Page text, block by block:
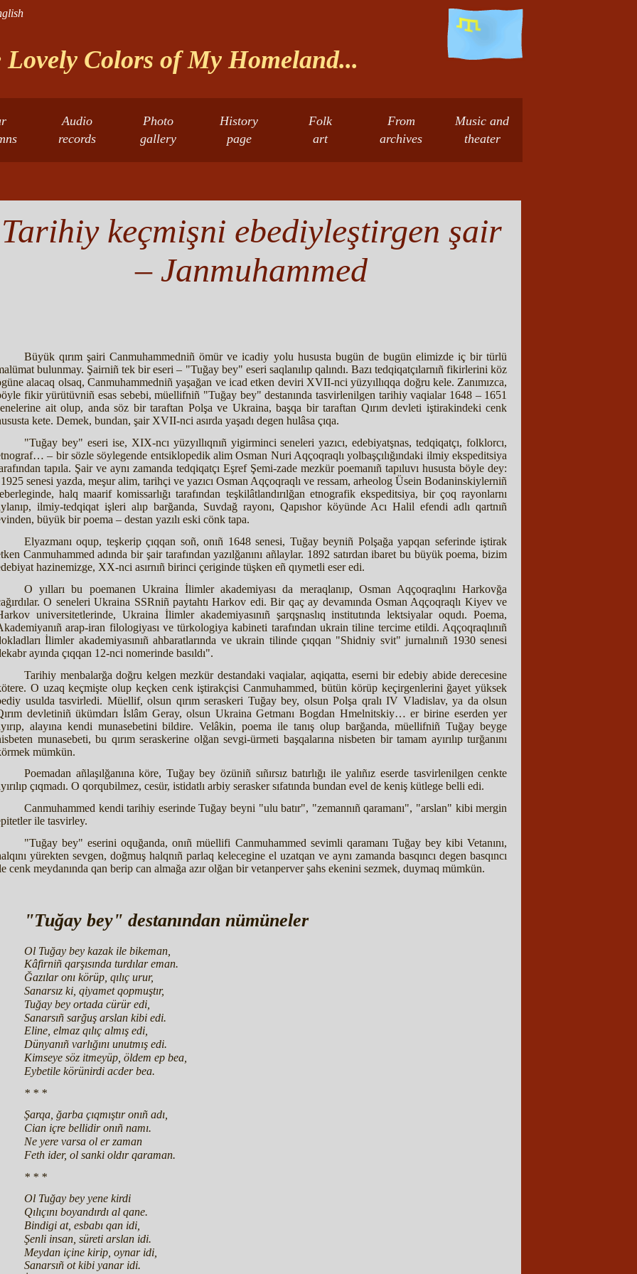
Lovely Colors of My Homeland...
Audio
records
Photo
gallery
History
page
Folk
art
From
archives
Music and
theater
Tarihiy keçmişni ebediyleştirgen şair
– Janmuhammed
Büyük qırım şairi Canmuhammedniñ ömür ve icadiy yolu hususta bugün de bugün elimizde iç bir türlü
bulunmay. Şairniñ tek bir eseri – "Tuğay bey" eseri saqlanılıp qalındı. Bazı tedqiqatçılarnıñ fikirlerini köz
alacaq olsaq, Canmuhammedniñ yaşağan ve icad etken deviri XVII-nci yüzyıllıqqa doğru kele. Zanımızca,
fikir yürütüvniñ esas sebebi, müellifniñ "Tuğay bey" destanında tasvirlenilgen tarihiy vaqialar 1648 – 1651
ait olup, anda söz bir taraftan Polşa ve Ukraina, başqa bir taraftan Qırım devleti iştirakindeki cenk
kete. Demek, bundan, şair XVII-nci asırda yaşadı degen hulâsa çıqa.
"Tuğay bey" eseri ise, XIX-ncı yüzyıllıqnıñ yigirminci seneleri yazıcı, edebiyatşnas, tedqiqatçı, folklorcı,
– bir sözle söylegende entsiklopedik alim Osman Nuri Aqçoqraqlı yolbaşçılığındaki ilmiy ekspeditsiya
tapıla. Şair ve aynı zamanda tedqiqatçı Eşref Şemi-zade mezkür poemanıñ tapıluvı hususta böyle dey:
senesi yazda, meşur alim, tarihçi ve yazıcı Osman Aqçoqraqlı ve ressam, arheolog Üsein Bodaninskiylerniñ
halq maarif komissarlığı tarafından teşkilâtlandırılğan etnografik ekspeditsiya, bir çoq rayonlarnı
ilmiy-tedqiqat işleri alıp barğanda, Suvdağ rayonı, Qapıshor köyünde Acı Halil efendi adlı qartnıñ
büyük bir poema – destan yazılı eski cönk tapa.
Elyazmanı oqup, teşkerip çıqqan soñ, onıñ 1648 senesi, Tuğay beyniñ Polşağa yapqan seferinde iştirak
Canmuhammed adında bir şair tarafından yazılğanını añlaylar. 1892 satırdan ibaret bu büyük poema, bizim
hazinemizge, XX-nci asırnıñ birinci çeriginde tüşken eñ qıymetli eser edi.
O yılları bu poemanen Ukraina İlimler akademiyası da meraqlanıp, Osman Aqçoqraqlını Harkovğa
O seneleri Ukraina SSRniñ paytahtı Harkov edi. Bir qaç ay devamında Osman Aqçoqraqlı Kiyev ve
universitetlerinde, Ukraina İlimler akademiyasınıñ şarqşnaslıq institutında lektsiyalar oqudı. Poema,
arap-iran filologiyası ve türkologiya kabineti tarafından ukrain tiline tercime etildi. Aqçoqraqlınıñ
İlimler akademiyasınıñ ahbaratlarında ve ukrain tilinde çıqqan "Shidniy svit" jurnalınıñ 1930 senesi
ayında çıqqan 12-nci nomerinde basıldı".
Tarihiy menbalarğa doğru kelgen mezkür destandaki vaqialar, aqiqatta, eserni bir edebiy abide derecesine
O uzaq keçmişte olup keçken cenk iştirakçisi Canmuhammed, bütün körüp keçirgenlerini ğayet yüksek
usulda tasvirledi. Müellif, olsun qırım seraskeri Tuğay bey, olsun Polşa qralı IV Vladislav, ya da olsun
devletiniñ ükümdarı İslâm Geray, olsun Ukraina Getmanı Bogdan Hmelnitskiy… er birine eserden yer
alayına kendi munasebetini bildire. Velâkin, poema ile tanış olup barğanda, müellifniñ Tuğay beyge
munasebeti, bu qırım seraskerine olğan sevgi-ürmeti başqalarına nisbeten bir tamam ayırılıp turğanını
mümkün.
Poemadan añlaşılğanına köre, Tuğay bey özüniñ sıñırsız batırlığı ile yalıñız eserde tasvirlenilgen cenkte
çıqmadı. O qorqubilmez, cesür, istidatlı arbiy serasker sıfatında bundan evel de keniş kütlege belli edi.
Canmuhammed kendi tarihiy eserinde Tuğay beyni "ulu batır", "zemannıñ qaramanı", "arslan" kibi mergin
ile tasvirley.
"Tuğay bey" eserini oquğanda, onıñ müellifi Canmuhammed sevimli qaramanı Tuğay bey kibi Vetanını,
yürekten sevgen, doğmuş halqnıñ parlaq kelecegine el uzatqan ve aynı zamanda basqıncı degen basqıncı
cenk meydanında qan berip can almağa azır olğan bir vetanperver şahs ekenini sezmek, duymaq mümkün.
"Tuğay bey" destanından nümüneler
Ol Tuğay bey kazak ile bikeman,
Kâfirniñ qarşısında turdılar eman.
Ğazılar onı körüp, qılıç urur,
Sanarsız ki, qiyamet qopmuştır,
Tuğay bey ortada cürür edi,
Sanarsıñ sarğuş arslan kibi edi.
Eline, elmaz qılıç almış edi,
Dünyanıñ varlığını unutmış edi.
Kimseye söz itmeyüp, öldem ep bea,
Eybetile körünirdi acder bea.
* * *
Şarqa, ğarba çıqmıştır onıñ adı,
Cian içre bellidir onıñ namı.
Ne yere varsa ol er zaman
Feth ider, ol sanki oldır qaraman.
* * *
Ol Tuğay bey yene kirdi
Qılıçını boyandırdı al qane.
Bindigi at, esbabı qan idi,
Şenli insan, süreti arslan idi.
Meydan içine kirip, oynar idi,
Sanarsıñ ot kibi yanar idi.